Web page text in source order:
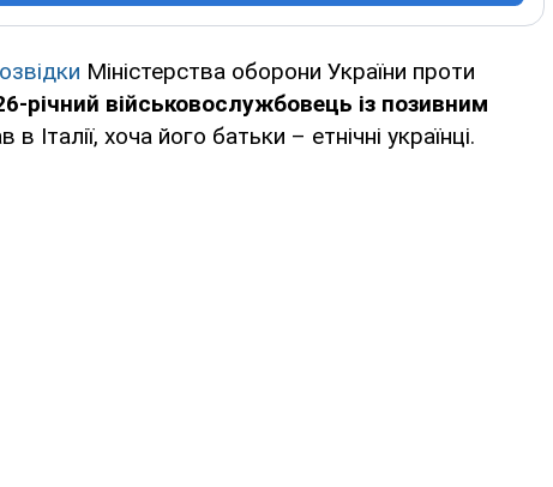
Міністерства оборони України проти
річний військовослужбовець із позивним
Італії, хоча його батьки – етнічні українці.